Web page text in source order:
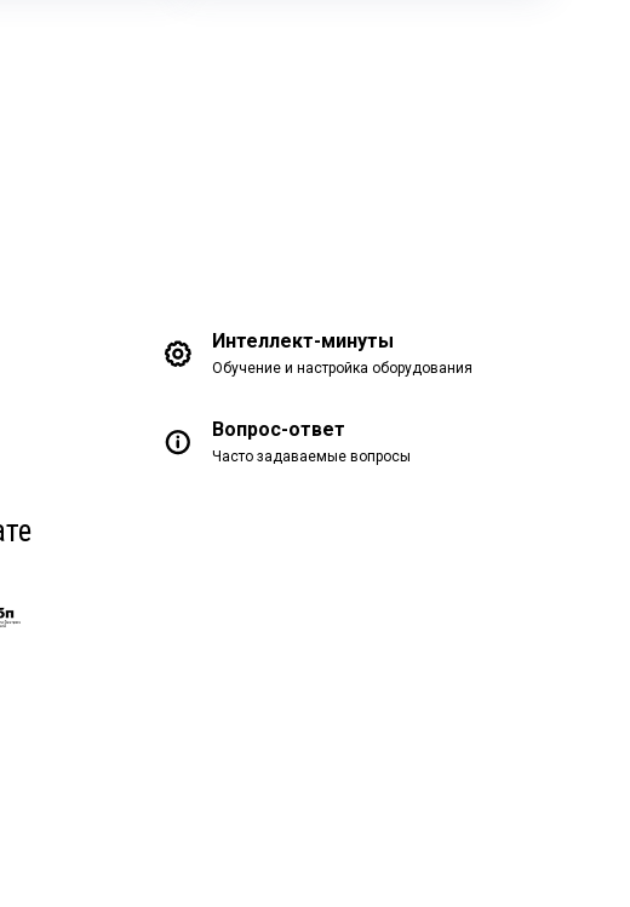
Интеллект-минуты
Обучение и настройка оборудования
Вопрос-ответ
Часто задаваемые вопросы